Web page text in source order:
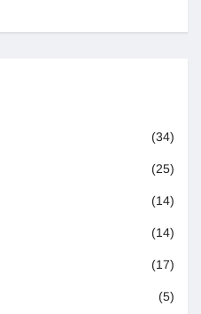
(34)
(25)
(14)
(14)
(17)
(5)